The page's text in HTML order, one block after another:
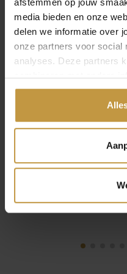
media bieden en onze
delen we informatie over
onze partners voor social
analyses. Deze partners
combineren met andere
gedeeld of die ze hebben
CLIC OORSTEKER O49
Direct leverbaar, 1